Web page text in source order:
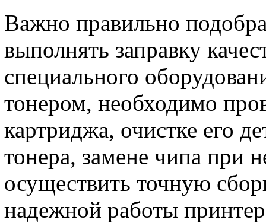
Важно правильно
выполнять заправку
специального
тонером, необходимо
картриджа, очистке его
тонера, замене чипа при
осуществить точную
надежной работы